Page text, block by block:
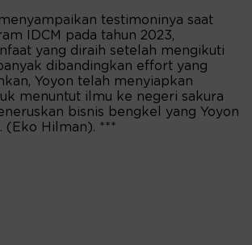
testimoninya saat
IDCM pada tahun 2023,
yang diraih setelah mengikuti
dibandingkan effort yang
Yoyon telah menyiapkan
menuntut ilmu ke negeri sakura
bisnis bengkel yang Yoyon
(Eko Hilman). ***